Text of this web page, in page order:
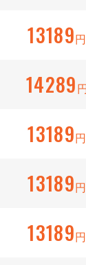
13189
14289
13189
13189
13189